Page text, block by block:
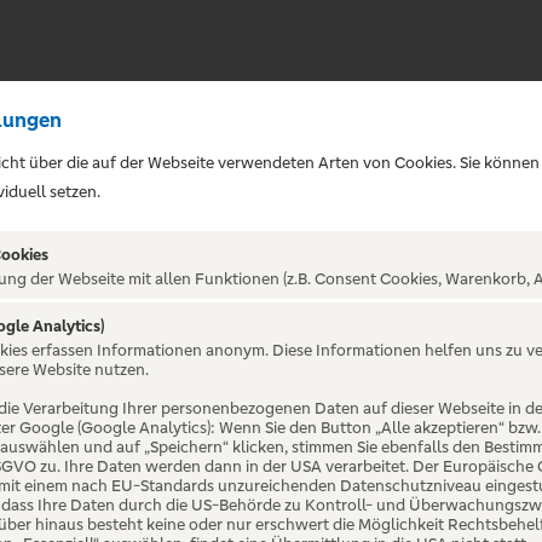
NICHT
über die auf der Webseite verwendeten Arten von Cookies. Sie
setzen.
der Webseite mit allen Funktionen (z.B. Consent Cookies, Warenkorb,
Analytics)
erfassen Informationen anonym. Diese Informationen helfen uns zu
Website nutzen.
Verarbeitung Ihrer personenbezogenen Daten auf dieser Webseite in
Google (Google Analytics): Wenn Sie den Button „Alle akzeptieren“
und auf „Speichern“ klicken, stimmen Sie ebenfalls den
zu. Ihre Daten werden dann in der USA verarbeitet. Der
einem nach EU-Standards unzureichenden Datenschutzniveau
Ihre Daten durch die US-Behörde zu Kontroll- und
hinaus besteht keine oder nur erschwert die Möglichkeit